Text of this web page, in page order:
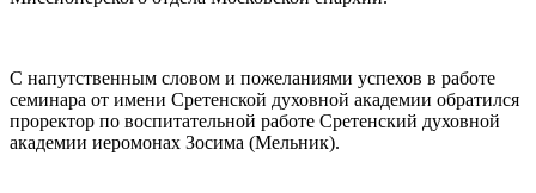
С напутственным словом и пожеланиями успехов в работе
семинара от имени Сретенской духовной академии обратился
проректор по воспитательной работе Сретенский духовной
академии иеромонах Зосима (Мельник).